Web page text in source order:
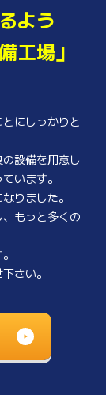
よう
工場」
にしっかりと
設備を用意し
います。
りました。
もっと多くの
さい。